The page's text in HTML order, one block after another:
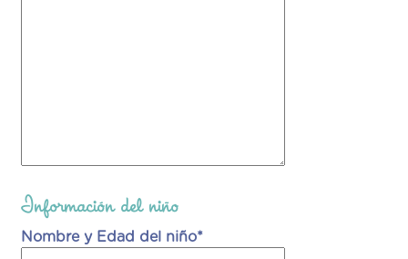
Información del niño
Nombre y Edad del niño*